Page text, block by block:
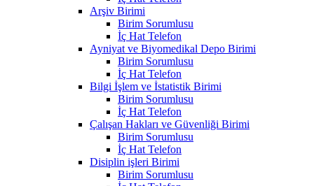
Arşiv Birimi
Birim Sorumlusu
İç Hat Telefon
Ayniyat ve Biyomedikal Depo Birimi
Birim Sorumlusu
İç Hat Telefon
Bilgi İşlem ve İstatistik Birimi
Birim Sorumlusu
İç Hat Telefon
Çalışan Hakları ve Güvenliği Birimi
Birim Sorumlusu
İç Hat Telefon
Disiplin işleri Birimi
Birim Sorumlusu